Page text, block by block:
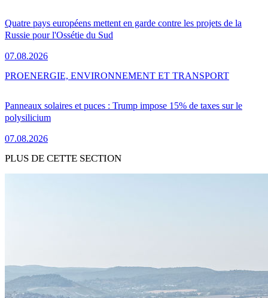
Quatre pays européens mettent en garde contre les projets de la
Russie pour l'Ossétie du Sud
07.08.2026
Panneaux solaires et puces : Trump impose 15% de taxes sur le
polysilicium
07.08.2026
PROENERGIE, ENVIRONNEMENT ET TRANSPORT
PLUS DE CETTE SECTION